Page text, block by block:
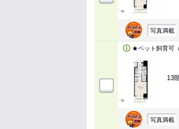
写真満載
★ペット飼育可
13
写真満載